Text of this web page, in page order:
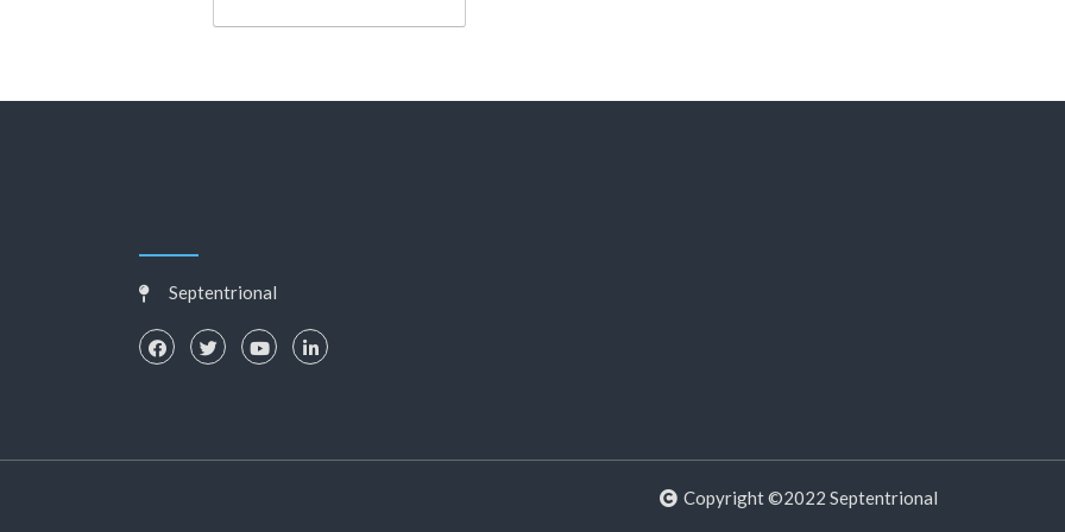
Septentrional
Copyright ©2022 Septentrional